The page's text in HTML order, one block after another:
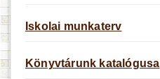
Iskolai munkaterv
Könyvtárunk katalógusa